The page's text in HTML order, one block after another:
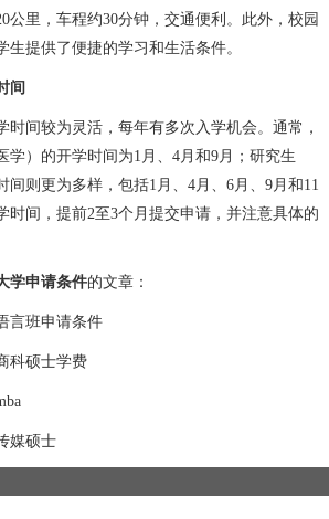
公里，车程约30分钟，交通便利。此外，校园
生提供了便捷的学习和生活条件。
间
时间较为灵活，每年有多次入学机会。通常，
学）的开学时间为1月、4月和9月；研究生
间则更为多样，包括1月、4月、6月、9月和11
时间，提前2至3个月提交申请，并注意具体的
学申请条件的文章：
言班申请条件
科硕士学费
媒硕士